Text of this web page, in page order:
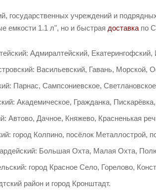
государственных учреждений и
емкости 1.1 л", но и быстрая доставка по
Адмиралтейский,
Васильевский, Гавань, Морской,
Парнас, Сампсониевское,
Академическое, Гражданка,
Автово, Дачное, Княжево, Красненькая
город Колпино, посёлок Металлострой,
Большая Охта, Малая Охта,
город Красное Село, Горелово,
район и город Кронштадт.